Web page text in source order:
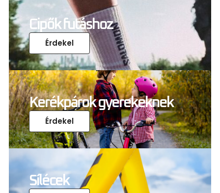
Cipők futáshoz
Érdekel
Kerékpárok gyerekeknek
Érdekel
Sílécek